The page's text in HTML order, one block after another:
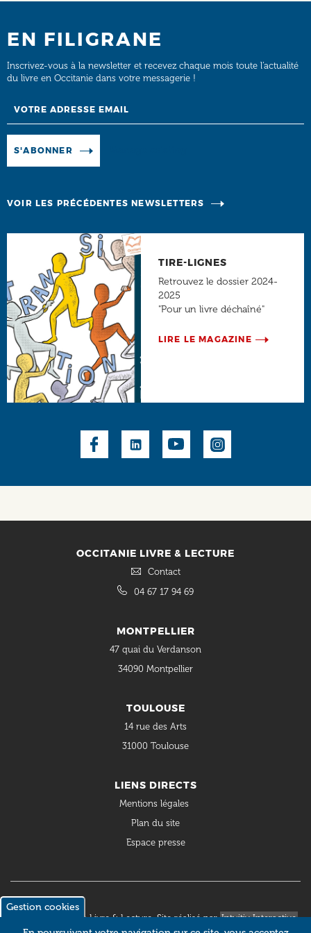
EN FILIGRANE
Inscrivez-vous à la newsletter et recevez chaque mois toute l’actualité
du livre en Occitanie dans votre messagerie !
S'ABONNER
VOIR LES PRÉCÉDENTES NEWSLETTERS
TIRE-LIGNES
Retrouvez le dossier 2024-
2025
"Pour un livre déchaîné"
LIRE LE MAGAZINE
OCCITANIE LIVRE & LECTURE
Contact
04 67 17 94 69
MONTPELLIER
47 quai du Verdanson
34090 Montpellier
TOULOUSE
14 rue des Arts
31000 Toulouse
LIENS DIRECTS
Mentions légales
Plan du site
Espace presse
© 2018 Occitanie Livre & Lecture. Site réalisé parIntuitiv Interactive
Gestion cookies